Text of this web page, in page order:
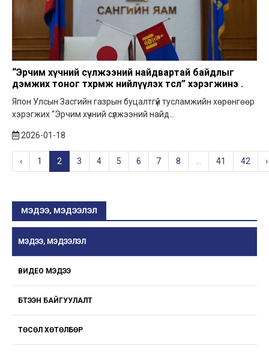
“Эрчим хүчний сүлжээний найдвартай байдлыг
дэмжих тоног төхөөрөмж нийлүүлэх төсөл” хэрэгжинэ .
Япон Улсын Засгийн газрын буцалтгүй тусламжийн хөрөнгөөр
хэрэгжих “Эрчим хүчний сүлжээний найд...
2026-01-18
‹ 1 2 3 4 5 6 7 8 41 42 ›
МЭДЭЭ, МЭДЭЭЛЭЛ
МЭДЭЭ, МЭДЭЭЛЭЛ
ВИДЕО МЭДЭЭ
БҮТЭЭН БАЙГУУЛАЛТ
ТӨСӨЛ ХӨТӨЛБӨР